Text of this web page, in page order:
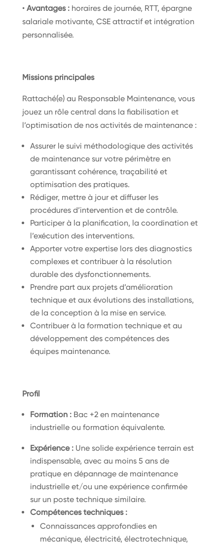
• Avantages :horaires de journée, RTT, épargne
salariale motivante, CSE attractif et intégration
personnalisée.
Missions principales
Rattaché(e) au Responsable Maintenance, vous
jouez un rôle central dans la fiabilisation et
l’optimisation de nos activités de maintenance :
Assurer le suivi méthodologique des activités
de maintenance sur votre périmètre en
garantissant cohérence, traçabilité et
optimisation des pratiques.
Rédiger, mettre à jour et diffuser les
procédures d’intervention et de contrôle.
Participer à la planification, la coordination et
l’exécution des interventions.
Apporter votre expertise lors des diagnostics
complexes et contribuer à la résolution
durable des dysfonctionnements.
Prendre part aux projets d’amélioration
technique et aux évolutions des installations,
de la conception à la mise en service.
Contribuer à la formation technique et au
développement des compétences des
équipes maintenance.
Profil
Formation :Bac +2 en maintenance
industrielle ou formation équivalente.
Expérience :Une solide expérience terrain est
indispensable, avec au moins 5 ans de
pratique en dépannage de maintenance
industrielle et/ou une expérience confirmée
sur un poste technique similaire.
Compétences techniques :
Connaissances approfondies en
mécanique, électricité, électrotechnique,